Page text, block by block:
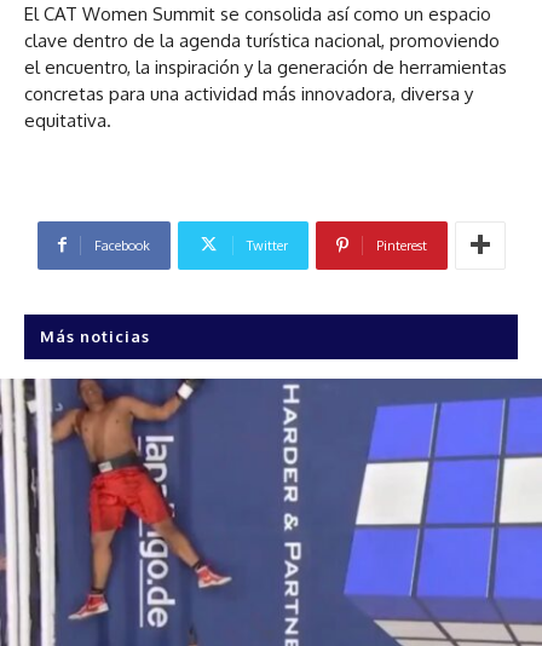
El CAT Women Summit se consolida así como un espacio
clave dentro de la agenda turística nacional, promoviendo
el encuentro, la inspiración y la generación de herramientas
concretas para una actividad más innovadora, diversa y
equitativa.
Facebook Twitter Pinterest
Más noticias